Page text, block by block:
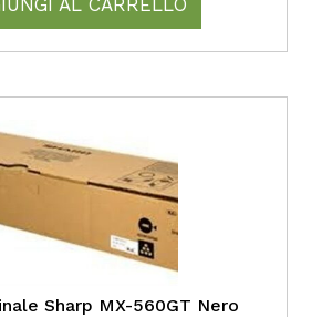
Sharp MX-560GT Nero